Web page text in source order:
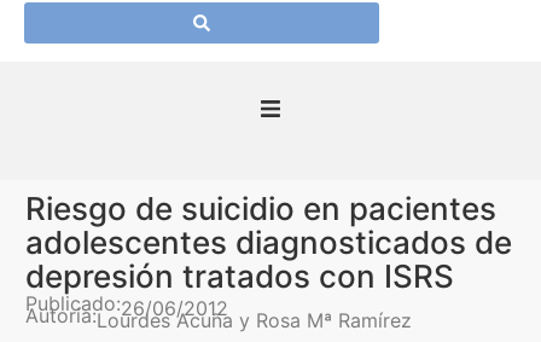
Presentación
De interés
Riesgo de suicidio en pacientes
adolescentes diagnosticados de
depresión tratados con ISRS
Publicado:26/06/2012
Autoría:Lourdes Acuña y Rosa Mª Ramírez